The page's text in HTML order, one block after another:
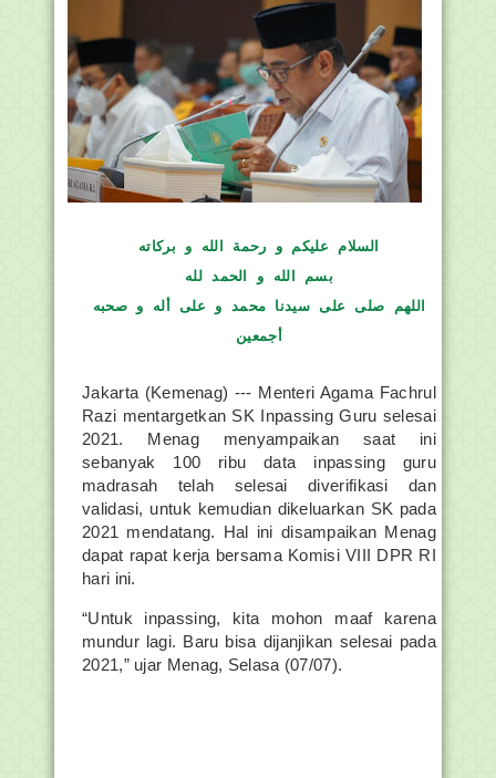
السلام عليكم و رحمة الله و بركاته
بسم الله و الحمد لله
اللهم صلى على سيدنا محمد و على أله و صحبه
أجمعين
Jakarta (Kemenag) --- Menteri Agama Fachrul
Razi mentargetkan SK Inpassing Guru selesai
2021. Menag menyampaikan saat ini
sebanyak 100 ribu data inpassing guru
madrasah telah selesai diverifikasi dan
validasi, untuk kemudian dikeluarkan SK pada
2021 mendatang. Hal ini disampaikan Menag
dapat rapat kerja bersama Komisi VIII DPR RI
hari ini.
“Untuk inpassing, kita mohon maaf karena
mundur lagi. Baru bisa dijanjikan selesai pada
2021,” ujar Menag, Selasa (07/07).